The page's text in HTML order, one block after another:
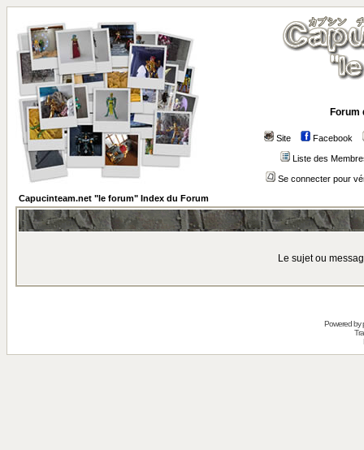
Forum
Site Facebook
Liste des
Se connecter pour
Capucinteam.net "le forum" Index du Forum
Le sujet ou
Powered by